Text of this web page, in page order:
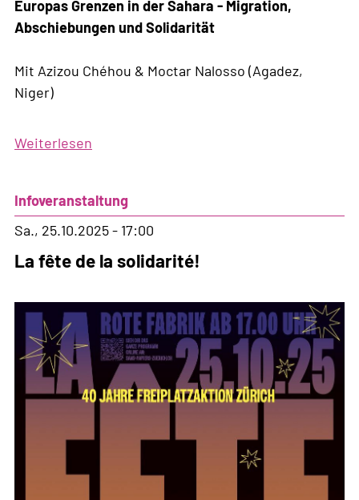
Europas Grenzen in der Sahara - Migration,
Abschiebungen und Solidarität
Mit Azizou Chéhou & Moctar Nalosso (Agadez,
Niger)
Weiterlesen
Sahara
-
Infotour
Infoveranstaltung
Sa., 25.10.2025 - 17:00
La fête de la solidarité!